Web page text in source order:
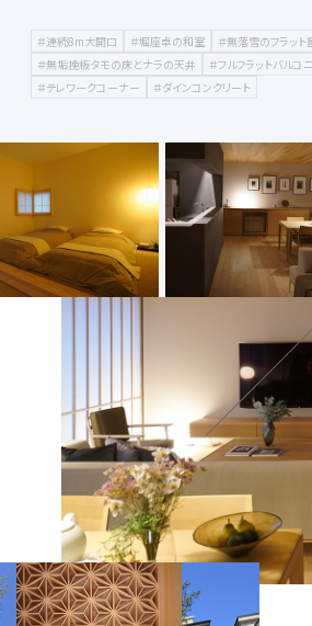
＃連続8m大開口 ＃堀座卓の和室 ＃無落雪のフラット
＃無垢挽板タモの床とナラの天井
＃フルフラットバルコ
＃テレワークコーナー
＃ダインコンクリート